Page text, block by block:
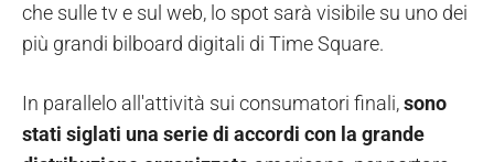
che sulle tv e sul web, lo spot sarà visibile su uno dei
più grandi bilboard digitali di Time Square.
In parallelo all'attività sui consumatori finali,sono
stati siglati una serie di accordi con la grande